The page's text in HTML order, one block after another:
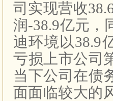
司实现营收
润-38.9亿元，
迪环境以38.9
亏损上市公司
当下公司在债
面面临较大的